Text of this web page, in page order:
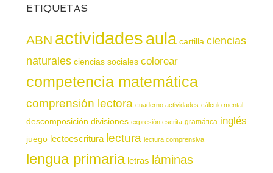
ETIQUETAS
ABN actividadesaula cartilla ciencias
naturales ciencias sociales colorear
competencia matemática
comprensión lectora cuaderno actividades cálculo mental
descomposición divisiones expresión escrita gramática inglés
juego lectoescritura lectura lectura comprensiva
lengua primaria letras láminas